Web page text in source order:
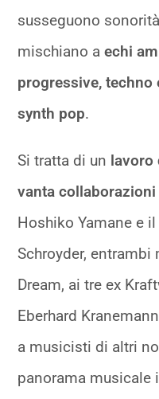
susseguono
mischiano aechi
progressive,
synth pop.
Si tratta di un lavoro
vanta
Hoshiko Yamane e
Schroyder,
Dream, ai tre ex
Eberhard
a musicisti di altri
panorama musicale